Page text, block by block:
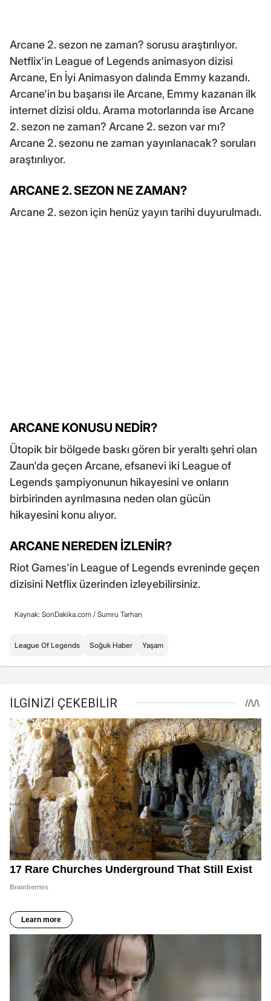
Arcane 2. sezon ne zaman? sorusu araştırılıyor.
Netflix'in League of Legends animasyon dizisi
Arcane, En İyi Animasyon dalında Emmy kazandı.
Arcane'in bu başarısı ile Arcane, Emmy kazanan ilk
internet dizisi oldu. Arama motorlarında ise Arcane
2. sezon ne zaman? Arcane 2. sezon var mı?
Arcane 2. sezonu ne zaman yayınlanacak? soruları
araştırılıyor.
ARCANE 2. SEZON NE ZAMAN?
Arcane 2. sezon için henüz yayın tarihi duyurulmadı.
ARCANE KONUSU NEDİR?
Ütopik bir bölgede baskı gören bir yeraltı şehri olan
Zaun'da geçen Arcane, efsanevi iki League of
Legends şampiyonunun hikayesini ve onların
birbirinden ayrılmasına neden olan gücün
hikayesini konu alıyor.
ARCANE NEREDEN İZLENİR?
Riot Games'in League of Legends evreninde geçen
dizisini Netflix üzerinden izleyebilirsiniz.
Kaynak: SonDakika.com / Sumru Tarhan
League Of Legends Soğuk Haber Yaşam